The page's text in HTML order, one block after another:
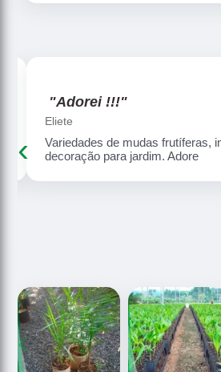
"Adorei !!!"
Eliete
Variedades de mudas frutíferas,
decoração para jardim. Adore
‹
‹